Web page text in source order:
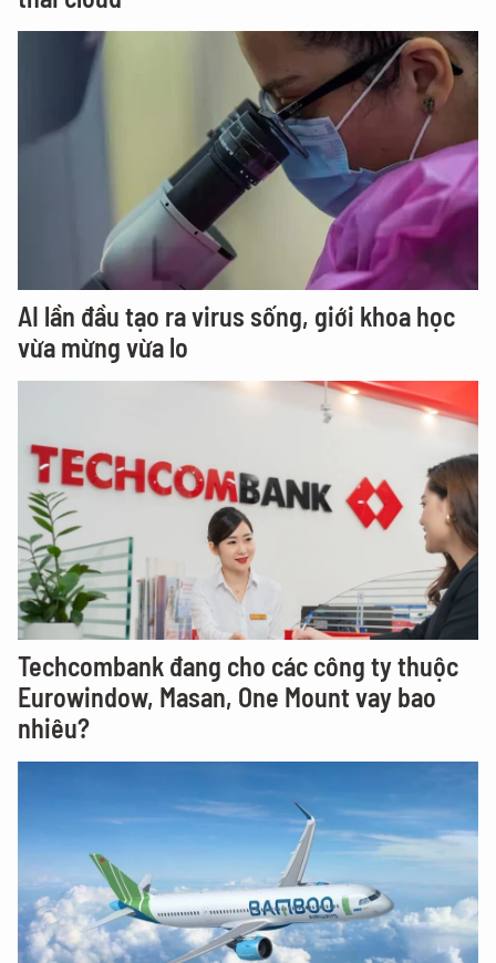
AI lần đầu tạo ra virus sống, giới khoa học
vừa mừng vừa lo
Techcombank đang cho các công ty thuộc
Eurowindow, Masan, One Mount vay bao
nhiêu?